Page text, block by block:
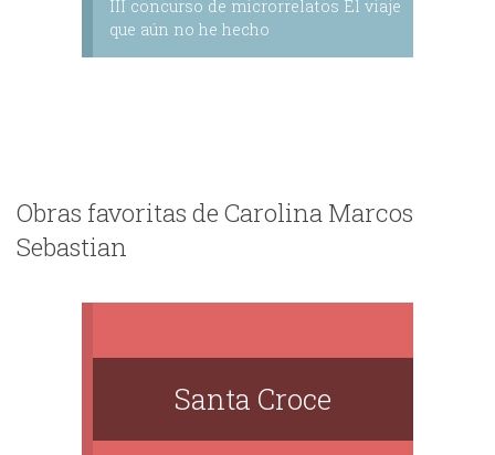
III concurso de microrrelatos El viaje
que aún no he hecho
Obras favoritas de Carolina Marcos
Sebastian
Santa Croce